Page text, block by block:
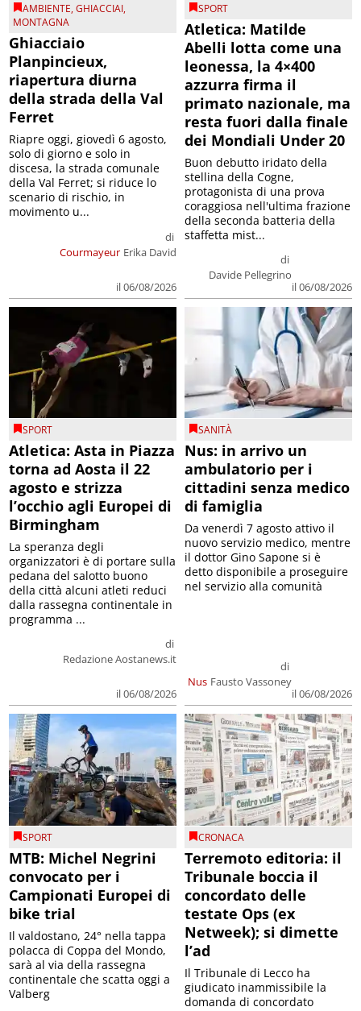
AMBIENTE,GHIACCIAI,
MONTAGNA
Ghiacciaio
Planpincieux,
riapertura diurna
della strada della Val
Ferret
Courmayeur
di
Erika David
il 06/08/2026
Riapre oggi, giovedì 6 agosto,
solo di giorno e solo in
discesa, la strada comunale
della Val Ferret; si riduce lo
scenario di rischio, in
movimento u...
SPORT
Atletica: Matilde
Abelli lotta come una
leonessa, la 4×400
azzurra firma il
primato nazionale, ma
resta fuori dalla finale
dei Mondiali Under 20
di
Davide Pellegrino
il 06/08/2026
Buon debutto iridato della
stellina della Cogne,
protagonista di una prova
coraggiosa nell'ultima frazione
della seconda batteria della
staffetta mist...
SPORT
Atletica: Asta in Piazza
torna ad Aosta il 22
agosto e strizza
l’occhio agli Europei di
Birmingham
di
Redazione Aostanews.it
il 06/08/2026
La speranza degli
organizzatori è di portare sulla
pedana del salotto buono
della città alcuni atleti reduci
dalla rassegna continentale in
programma ...
SANITÀ
Nus: in arrivo un
ambulatorio per i
cittadini senza medico
di famiglia
Nus
di
Fausto Vassoney
il 06/08/2026
Da venerdì 7 agosto attivo il
nuovo servizio medico, mentre
il dottor Gino Sapone si è
detto disponibile a proseguire
nel servizio alla comunità
SPORT
MTB: Michel Negrini
convocato per i
Campionati Europei di
bike trial
Il valdostano, 24° nella tappa
polacca di Coppa del Mondo,
sarà al via della rassegna
continentale che scatta oggi a
Valberg
CRONACA
Terremoto editoria: il
Tribunale boccia il
concordato delle
testate Ops (ex
Netweek); si dimette
l’ad
Il Tribunale di Lecco ha
giudicato inammissibile la
domanda di concordato